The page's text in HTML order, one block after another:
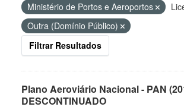
Ministério de Portos e Aeroportos
Outra (Domínio Público)
Filtrar Resultados
Plano Aeroviário Nacional - PAN
DESCONTINUADO